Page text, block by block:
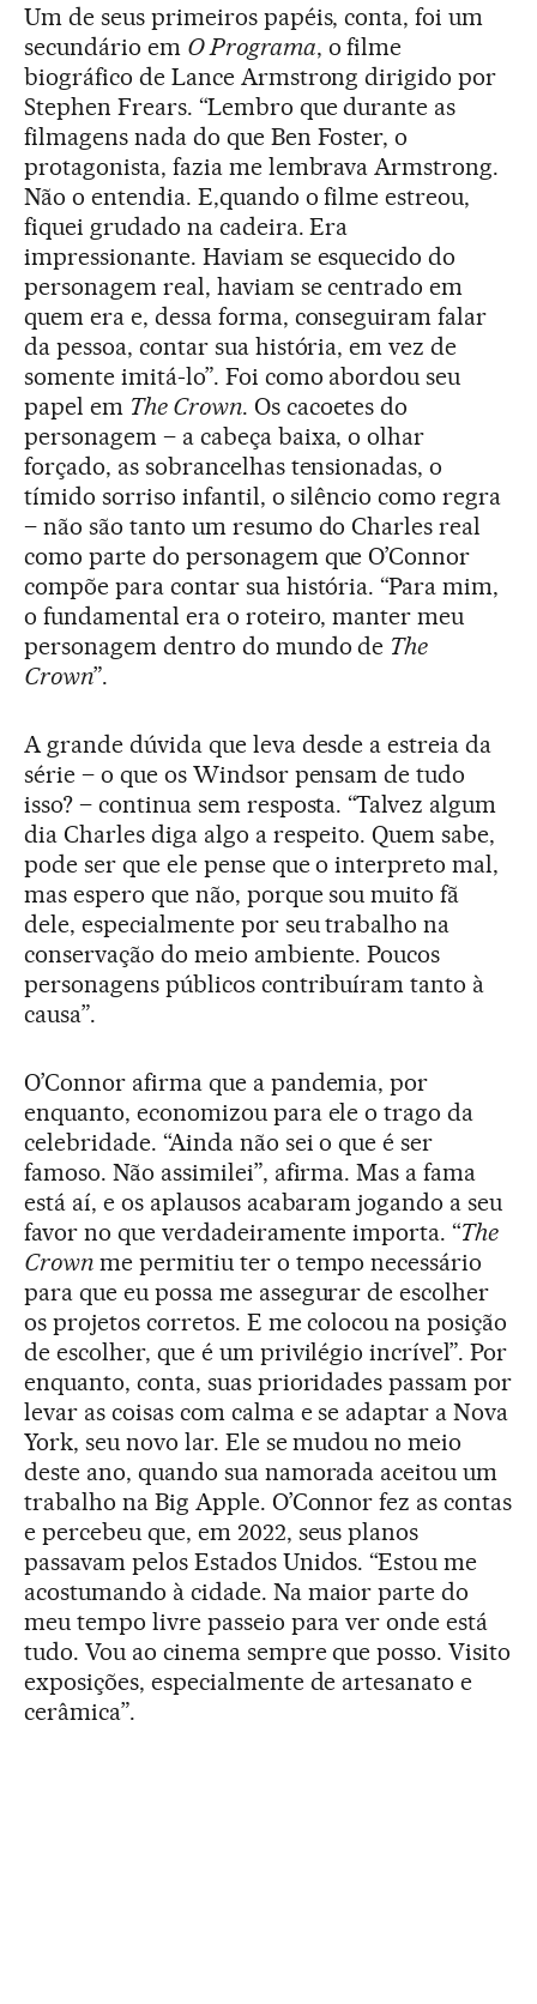
Um de seus primeiros papéis, conta, foi um
secundário em O Programa, o filme
biográfico de Lance Armstrong dirigido por
Stephen Frears. “Lembro que durante as
filmagens nada do que Ben Foster, o
protagonista, fazia me lembrava Armstrong.
Não o entendia. E,quando o filme estreou,
fiquei grudado na cadeira. Era
impressionante. Haviam se esquecido do
personagem real, haviam se centrado em
quem era e, dessa forma, conseguiram falar
da pessoa, contar sua história, em vez de
somente imitá-lo”. Foi como abordou seu
papel em The Crown. Os cacoetes do
personagem – a cabeça baixa, o olhar
forçado, as sobrancelhas tensionadas, o
tímido sorriso infantil, o silêncio como regra
– não são tanto um resumo do Charles real
como parte do personagem que O’Connor
compõe para contar sua história. “Para mim,
o fundamental era o roteiro, manter meu
personagem dentro do mundo de The
Crown”.
A grande dúvida que leva desde a estreia da
série – o que os Windsor pensam de tudo
isso? – continua sem resposta. “Talvez algum
dia Charles diga algo a respeito. Quem sabe,
pode ser que ele pense que o interpreto mal,
mas espero que não, porque sou muito fã
dele, especialmente por seu trabalho na
conservação do meio ambiente. Poucos
personagens públicos contribuíram tanto à
causa”.
O’Connor afirma que a pandemia, por
enquanto, economizou para ele o trago da
celebridade. “Ainda não sei o que é ser
famoso. Não assimilei”, afirma. Mas a fama
está aí, e os aplausos acabaram jogando a seu
favor no que verdadeiramente importa. “The
Crownme permitiu ter o tempo necessário
para que eu possa me assegurar de escolher
os projetos corretos. E me colocou na posição
de escolher, que é um privilégio incrível”. Por
enquanto, conta, suas prioridades passam por
levar as coisas com calma e se adaptar a Nova
York, seu novo lar. Ele se mudou no meio
deste ano, quando sua namorada aceitou um
trabalho na Big Apple. O’Connor fez as contas
e percebeu que, em 2022, seus planos
passavam pelos Estados Unidos. “Estou me
acostumando à cidade. Na maior parte do
meu tempo livre passeio para ver onde está
tudo. Vou ao cinema sempre que posso. Visito
exposições, especialmente de artesanato e
cerâmica”.